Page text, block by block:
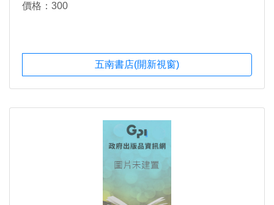
價格：300
五南書店(開新視窗)